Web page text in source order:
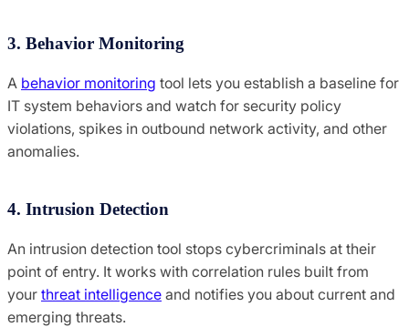
3. Behavior Monitoring
A behavior monitoring tool lets you establish a baseline for
IT system behaviors and watch for security policy
violations, spikes in outbound network activity, and other
anomalies.
4. Intrusion Detection
An intrusion detection tool stops cybercriminals at their
point of entry. It works with correlation rules built from
your threat intelligence and notifies you about current and
emerging threats.